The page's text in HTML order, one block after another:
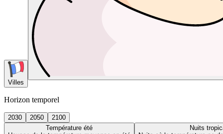
Villes
Horizon temporel
2030 2050
2100
Température été
Nuits